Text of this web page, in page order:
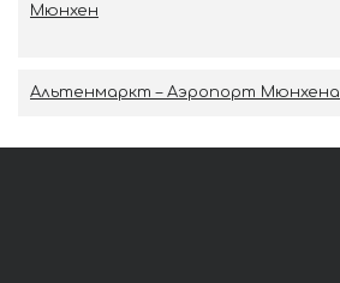
Мюнхен
Альтенмаркт – Аэропорт Мюнхена